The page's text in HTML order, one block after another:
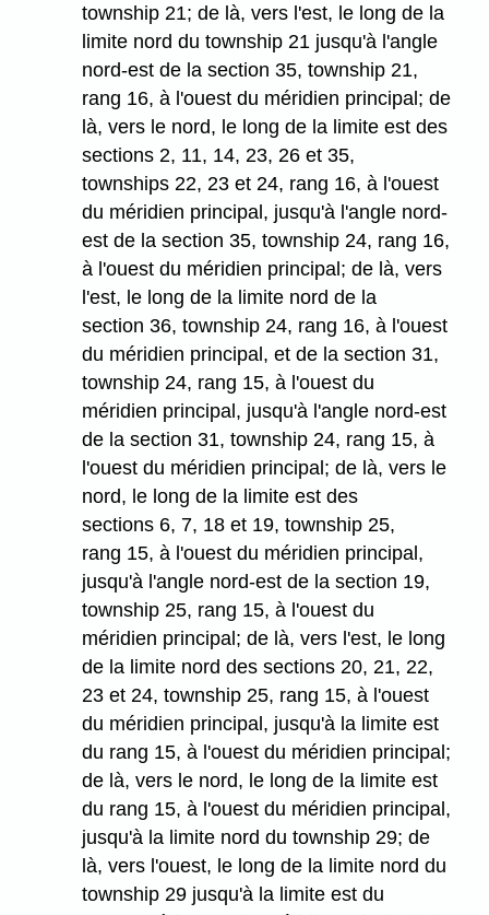
township 21; de là, vers l'est, le long de la
limite nord du township 21 jusqu'à l'angle
nord-est de la section 35, township 21,
rang 16, à l'ouest du méridien principal; de
là, vers le nord, le long de la limite est des
sections 2, 11, 14, 23, 26 et 35,
townships 22, 23 et 24, rang 16, à l'ouest
du méridien principal, jusqu'à l'angle nord-
est de la section 35, township 24, rang 16,
à l'ouest du méridien principal; de là, vers
l'est, le long de la limite nord de la
section 36, township 24, rang 16, à l'ouest
du méridien principal, et de la section 31,
township 24, rang 15, à l'ouest du
méridien principal, jusqu'à l'angle nord-est
de la section 31, township 24, rang 15, à
l'ouest du méridien principal; de là, vers le
nord, le long de la limite est des
sections 6, 7, 18 et 19, township 25,
rang 15, à l'ouest du méridien principal,
jusqu'à l'angle nord-est de la section 19,
township 25, rang 15, à l'ouest du
méridien principal; de là, vers l'est, le long
de la limite nord des sections 20, 21, 22,
23 et 24, township 25, rang 15, à l'ouest
du méridien principal, jusqu'à la limite est
du rang 15, à l'ouest du méridien principal;
de là, vers le nord, le long de la limite est
du rang 15, à l'ouest du méridien principal,
jusqu'à la limite nord du township 29; de
là, vers l'ouest, le long de la limite nord du
township 29 jusqu'à la limite est du